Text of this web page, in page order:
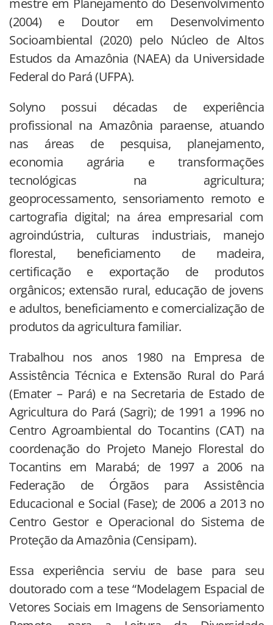
(2004) e Doutor em Desenvolvimento
Socioambiental (2020) pelo Núcleo de Altos
Estudos da Amazônia (NAEA) da Universidade
Federal do Pará (UFPA).
Solyno possui décadas de experiência
profissional na Amazônia paraense, atuando
nas áreas de pesquisa, planejamento,
economia agrária e transformações
tecnológicas na agricultura;
geoprocessamento, sensoriamento remoto e
cartografia digital; na área empresarial com
agroindústria, culturas industriais, manejo
florestal, beneficiamento de madeira,
certificação e exportação de produtos
orgânicos; extensão rural, educação de jovens
e adultos, beneficiamento e comercialização de
produtos da agricultura familiar.
Trabalhou nos anos 1980 na Empresa de
Assistência Técnica e Extensão Rural do Pará
(Emater – Pará) e na Secretaria de Estado de
Agricultura do Pará (Sagri); de 1991 a 1996 no
Centro Agroambiental do Tocantins (CAT) na
coordenação do Projeto Manejo Florestal do
Tocantins em Marabá; de 1997 a 2006 na
Federação de Órgãos para Assistência
Educacional e Social (Fase); de 2006 a 2013 no
Centro Gestor e Operacional do Sistema de
Proteção da Amazônia (Censipam).
Essa experiência serviu de base para seu
doutorado com a tese “Modelagem Espacial de
Vetores Sociais em Imagens de Sensoriamento